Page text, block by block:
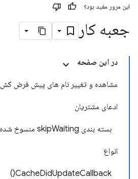
این مرور مفید بود؟
جعبه کار
در این صفحه
مشاهده و تغییر نام های پیش فرض کش
ادعای مشتریان
بسته بندی skipWaiting منسوخ شده است
انواع
CacheDidUpdateCallback()